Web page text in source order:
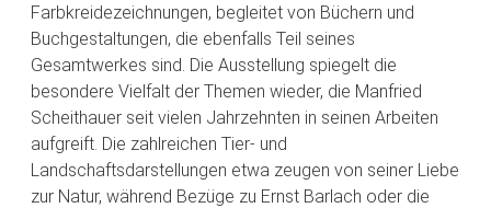
Farbkreidezeichnungen, begleitet von Büchern und
Buchgestaltungen, die ebenfalls Teil seines
Gesamtwerkes sind. Die Ausstellung spiegelt die
besondere Vielfalt der Themen wieder, die Manfried
Scheithauer seit vielen Jahrzehnten in seinen Arbeiten
aufgreift. Die zahlreichen Tier- und
Landschaftsdarstellungen etwa zeugen von seiner Liebe
zur Natur, während Bezüge zu Ernst Barlach oder die